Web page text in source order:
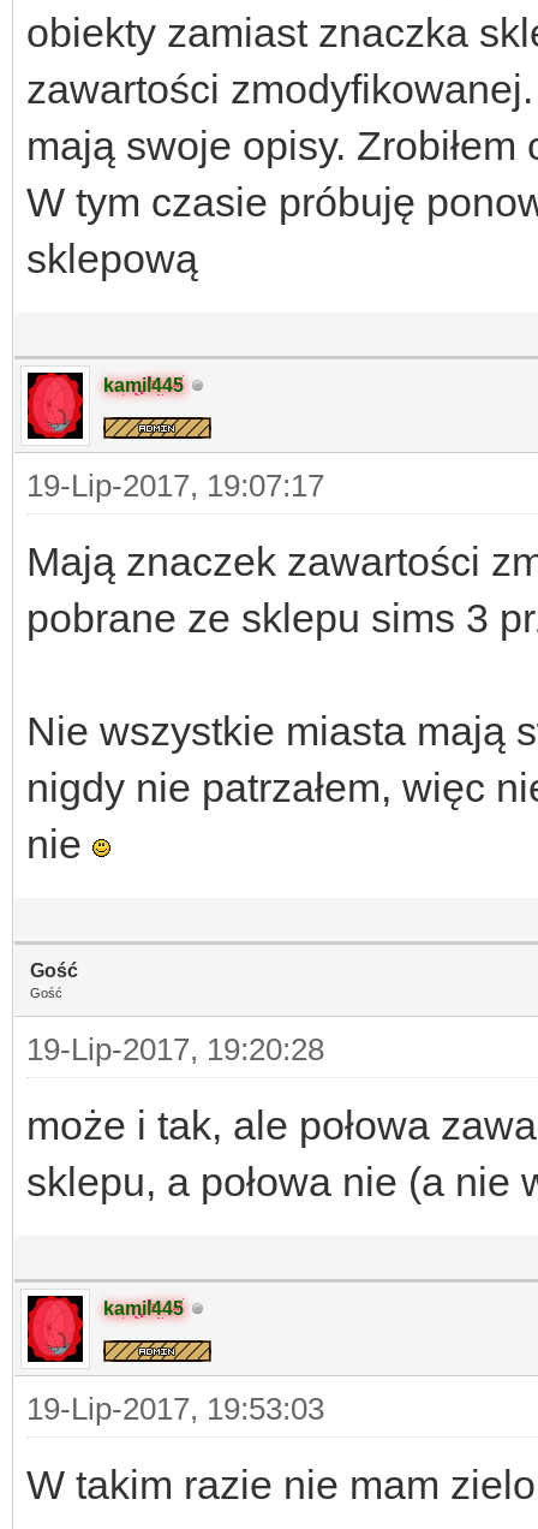
obiekty zamiast znaczka
zawartości
mają swoje opisy. Zrobiłem
W tym czasie próbuję
sklepową
kamil445
19-Lip-2017, 19:07:17
Mają znaczek zawartości
pobrane ze sklepu sims 3
Nie wszystkie miasta mają
nigdy nie patrzałem, więc
nie
Gość
Gość
19-Lip-2017, 19:20:28
może i tak, ale połowa
sklepu, a połowa nie (a nie
kamil445
19-Lip-2017, 19:53:03
W takim razie nie mam